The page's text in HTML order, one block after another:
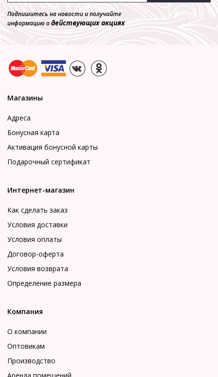
Подпишитесь на новости и получайте
информацию одействующих акциях
Магазины
Адреса
Бонусная карта
Активация бонусной карты
Подарочный сертификат
Интернет-магазин
Как сделать заказ
Условия доставки
Условия оплаты
Договор-оферта
Условия возврата
Определение размера
Компания
О компании
Оптовикам
Производство